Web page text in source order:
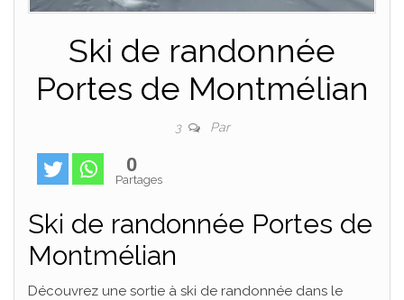
Ski de randonnée
Portes de Montmélian
3 Par
0
Partages
Ski de randonnée Portes de
Montmélian
Découvrez une sortie à ski de randonnée dans le